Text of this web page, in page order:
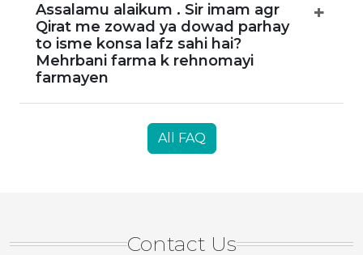
Assalamu alaikum . Sir imam agr
Qirat me zowad ya dowad parhay
to isme konsa lafz sahi hai?
Mehrbani farma k rehnomayi
farmayen
All FAQ
Contact Us